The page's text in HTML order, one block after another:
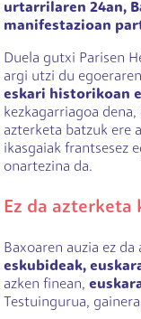
urtarrilaren 24an,
manifestazioan
Duela gutxi Parisen
argi utzi du
eskari historikoan
kezkagarriagoa
azterketa batzuk ere
ikasgaiak frantsesez
onartezina da.
Ez da azterketa
Baxoaren auzia ez
eskubideak,
azken finean,
Testuingurua,